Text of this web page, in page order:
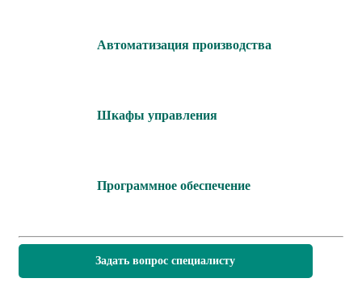
Автоматизация производства
Шкафы управления
Программное обеспечение
Задать вопрос специалисту